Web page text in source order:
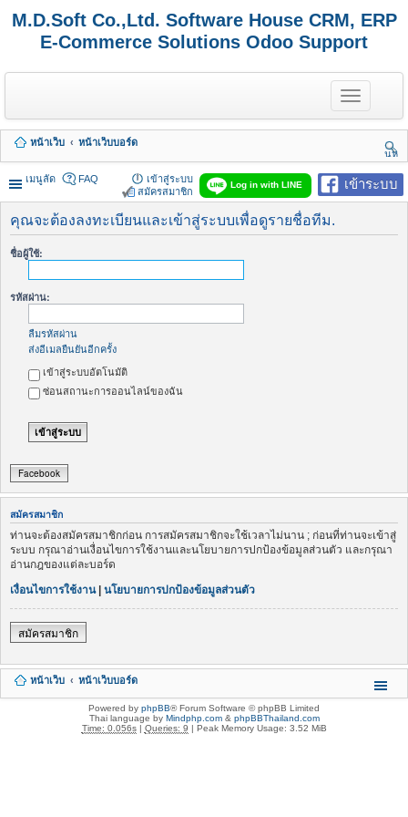
M.D.Soft Co.,Ltd. Software House CRM, ERP
E-Commerce Solutions Odoo Support
T
o
g
e
n
a
v
g
หน้าเว็บ
หน้าเว็บบอร์ด
นห
า
เมนูลัด
เข้าระบบ
Log in with LINE
FAQ
เข้าสู่ระบบ
สมัครสมาชิก
คุณจะต้องลงทะเบียนและเข้าสู่ระบบเพื่อดูรายชื่อทีม.
ชื่อผู้ใช้:
รหัสผ่าน:
ลืมรหัสผ่าน
ส่งอีเมลยืนยันอีกครั้ง
เข้าสู่ระบบอัตโนมัติ
ซ่อนสถานะการออนไลน์ของฉัน
Facebook
สมัครสมาชิก
ท่านจะต้องสมัครสมาชิกก่อน การสมัครสมาชิกจะใช้เวลาไม่นาน ; ก่อนที่ท่านจะเข้าสู่
ระบบ กรุณาอ่านเงื่อนไขการใช้งานและนโยบายการปกป้องข้อมูลส่วนตัว และกรุณา
อ่านกฎของแต่ละบอร์ด
เงื่อนไขการใช้งาน| นโยบายการปกป้องข้อมูลส่วนตัว
สมัครสมาชิก
หน้าเว็บ หน้าเว็บบอร์ด
Powered by phpBB® Forum Software © phpBB Limited
Thai language by Mindphp.com& phpBBThailand.com
Time: 0.056s| Queries: 9 | Peak Memory Usage: 3.52 MiB